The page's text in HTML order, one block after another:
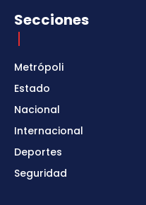
Secciones
Metrópoli
Estado
Nacional
Internacional
Deportes
Seguridad